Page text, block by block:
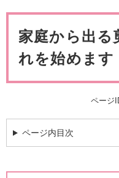
す
し
文字サイズ 標準
背景色変更 白
Multilingual（
家庭から出る
れを始めます
ページ
ページ内目次